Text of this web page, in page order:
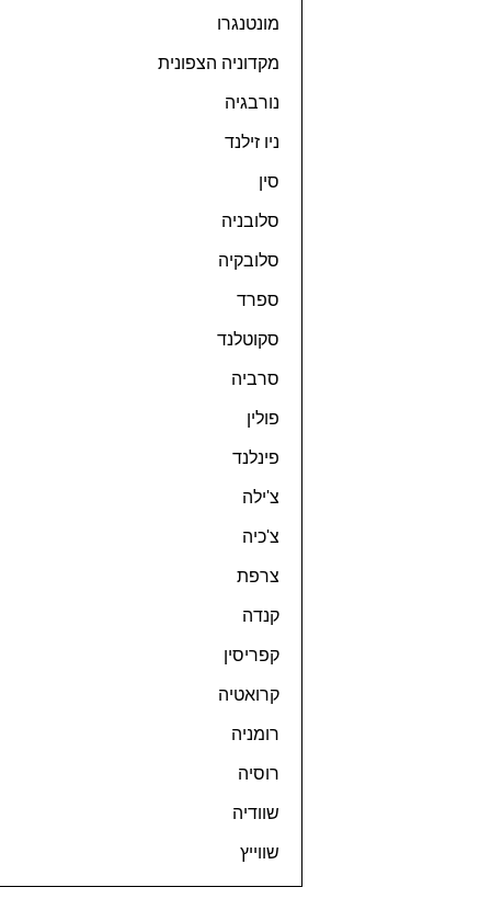
מונטנגרו
מקדוניה הצפונית
נורבגיה
ניו זילנד
סין
סלובניה
סלובקיה
ספרד
סקוטלנד
סרביה
פולין
פינלנד
צ'ילה
צ'כיה
צרפת
קנדה
קפריסין
קרואטיה
רומניה
רוסיה
שוודיה
שווייץ